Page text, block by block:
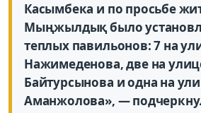
Касымбека и по просьбе
Мыңжылдық было
теплых павильонов: 7 на
Нажимеденова, две на
Байтурсынова и одна на
Аманжолова», —